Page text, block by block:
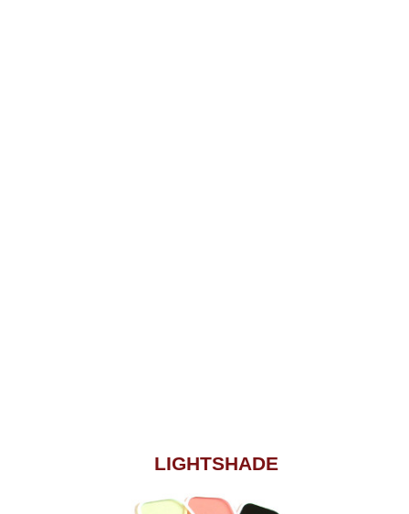
LIGHTSHADE